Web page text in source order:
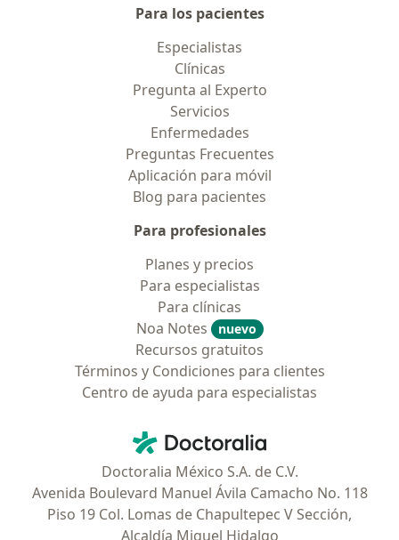
Para los pacientes
Especialistas
Clínicas
Pregunta al Experto
Servicios
Enfermedades
Preguntas Frecuentes
Aplicación para móvil
Blog para pacientes
Para profesionales
Planes y precios
Para especialistas
Para clínicas
Noa Notes
nuevo
Recursos gratuitos
Términos y Condiciones para clientes
Centro de ayuda para especialistas
Doctoralia - Página de inicio
Doctoralia México S.A. de C.V.
Avenida Boulevard Manuel Ávila Camacho No. 118
Piso 19 Col. Lomas de Chapultepec V Sección,
Alcaldía Miguel Hidalgo